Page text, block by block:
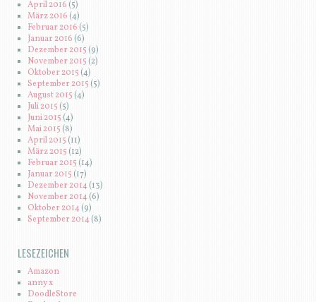
April 2016 (5)
März 2016 (4)
Februar 2016(5)
Januar 2016 (6)
Dezember 2015 (9)
November 2015 (2)
Oktober 2015 (4)
September 2015 (5)
August 2015 (4)
Juli 2015 (5)
Juni 2015 (4)
Mai 2015(8)
April 2015 (11)
März 2015(12)
Februar 2015 (14)
Januar 2015 (17)
Dezember 2014(13)
November 2014(6)
Oktober 2014(9)
September 2014(8)
LESEZEICHEN
Amazon
anny x
DoodleStore